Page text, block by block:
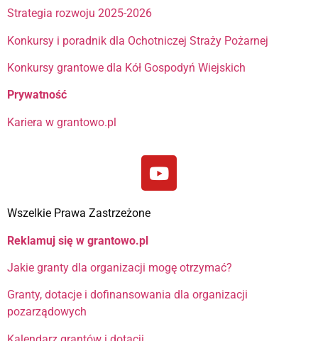
Strategia rozwoju 2025-2026
Konkursy i poradnik dla Ochotniczej Straży Pożarnej
Konkursy grantowe dla Kół Gospodyń Wiejskich
Prywatność
Kariera w grantowo.pl
Wszelkie Prawa Zastrzeżone
Reklamuj się w grantowo.pl
Jakie granty dla organizacji mogę otrzymać?
Granty, dotacje i dofinansowania dla organizacji
pozarządowych